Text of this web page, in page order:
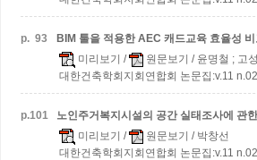
p. 93
BIM 툴을 적용한 AEC 캐드교육 효율성
미리보기 / 원문보기 / 윤명철 ; 고
대한건축학회지회연합회 논문집:v.11
p.101 노인주거복지시설의 공간 실태조사에 관
미리보기 / 원문보기 / 박창선
대한건축학회지회연합회 논문집:v.11